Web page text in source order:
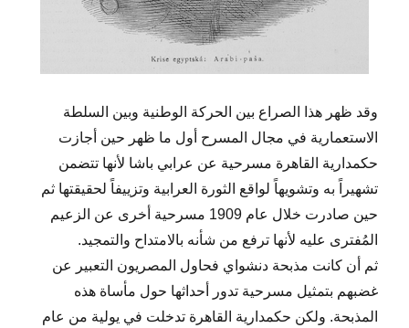
وقد ظهر هذا الصراع بين الحركة الوطنية وبين السلطة
الاستعمارية في مجال المسرح أول ما ظهر حين أجازت
حكمدارية القاهرة مسرحية عن عرابي باشا لأنها تتضمن
تشهيراً به وتشويهاً لواقع الثورة العرابية وتزييفاً لحقيقتها ثم
حين صادرت خلال عام 1909 مسرحية أخرى عن الزعيم
المُفترى عليه لأنها ترفع من شأنه بالامتداح والتمجيد.
ثم أن كانت مذبحة دنشواي فحاول المصريون التعبير عن
غضبهم بتمثيل مسرحية تدور أحداثها حول مأساة هذه
المذبحة. ولكن حكمدارية القاهرة تدخلت في يولية من عام